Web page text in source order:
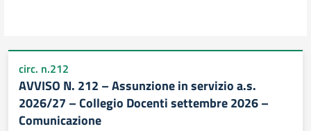
circ. n.212
AVVISO N. 212 – Assunzione in servizio a.s.
2026/27 – Collegio Docenti settembre 2026 –
Comunicazione